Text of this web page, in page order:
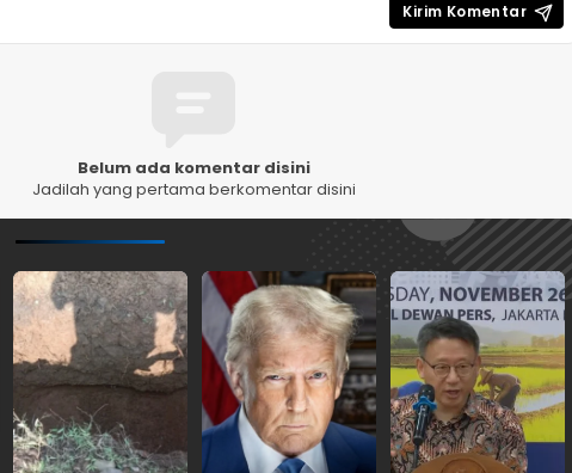
Belum ada komentar disini
Jadilah yang pertama berkomentar disini